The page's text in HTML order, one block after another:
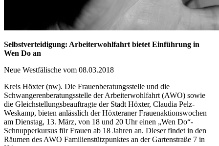
Selbstverteidigung: Arbeiterwohlfahrt bietet Einführung in
Wen Do an
Neue Westfälische vom 08.03.2018
Kreis Höxter (nw). Die Frauenberatungsstelle und die
Schwangerenberatungsstelle der Arbeiterwohlfahrt (AWO) sowie
die Gleichstellungsbeauftragte der Stadt Höxter, Claudia Pelz-
Weskamp, bieten anlässlich der Höxteraner Frauenaktionswochen
am Dienstag, 13. März, von 18 und 20 Uhr einen „Wen Do“-
Schnupperkursus für Frauen ab 18 Jahren an. Dieser findet in den
Räumen des AWO Familienstützpunktes an der Gartenstraße 7 in